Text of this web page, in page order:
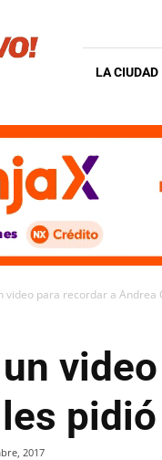
LA CIUDAD
video para recordar a Andrea
2017